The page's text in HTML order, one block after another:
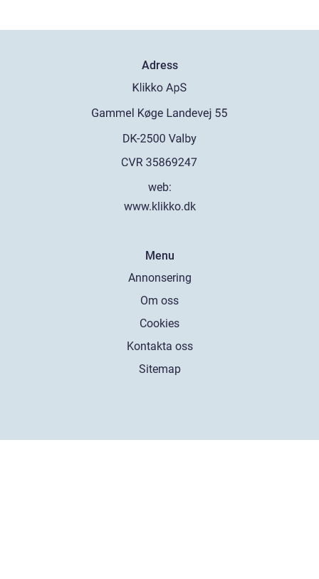
Adress
web:
www.klikko.dk
Menu
Annonsering
Om oss
Cookies
Kontakta oss
Sitemap